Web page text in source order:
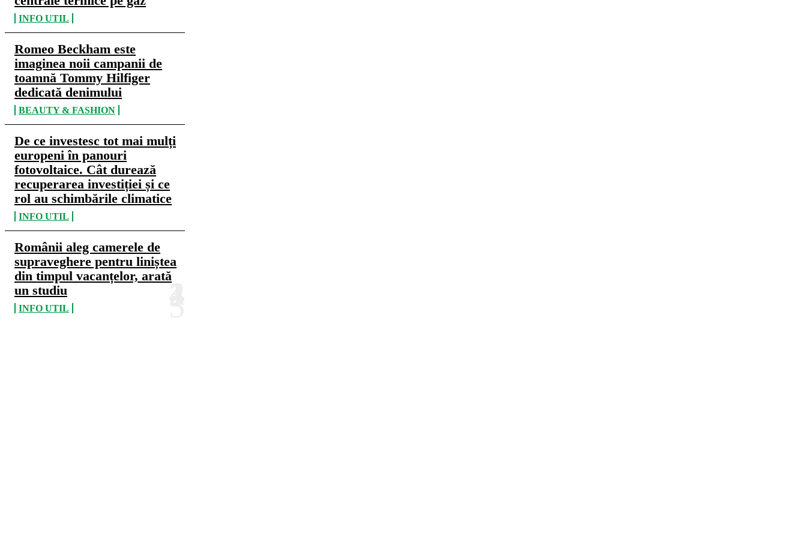
INFO UTIL
Romeo Beckham este
imaginea noii campanii de
toamnă Tommy Hilfiger
dedicată denimului
BEAUTY & FASHION
De ce investesc tot mai mulți
europeni în panouri
fotovoltaice. Cât durează
recuperarea investiției și ce
rol au schimbările climatice
INFO UTIL
Românii aleg camerele de
supraveghere pentru liniștea
din timpul vacanțelor, arată
un studiu
INFO UTIL